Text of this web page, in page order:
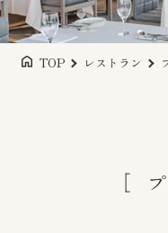
TOP レストラン